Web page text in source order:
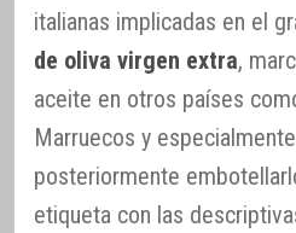
italianas implicadas en el
de oliva virgen extra,
aceite en otros países
Marruecos y
posteriormente
etiqueta con las